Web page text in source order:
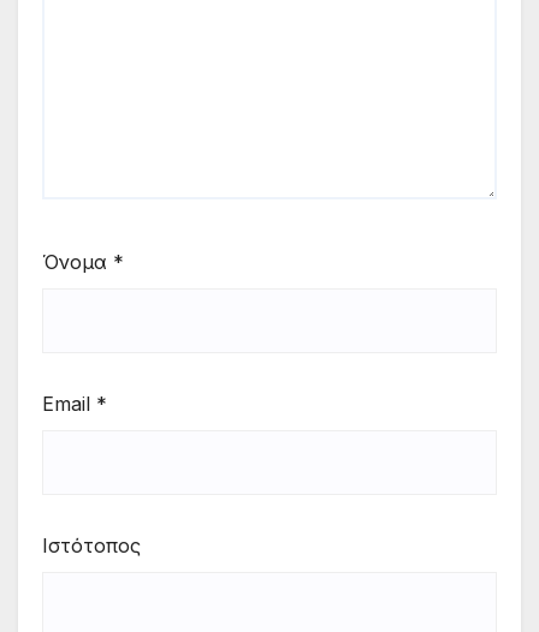
Όνομα *
Email *
Ιστότοπος